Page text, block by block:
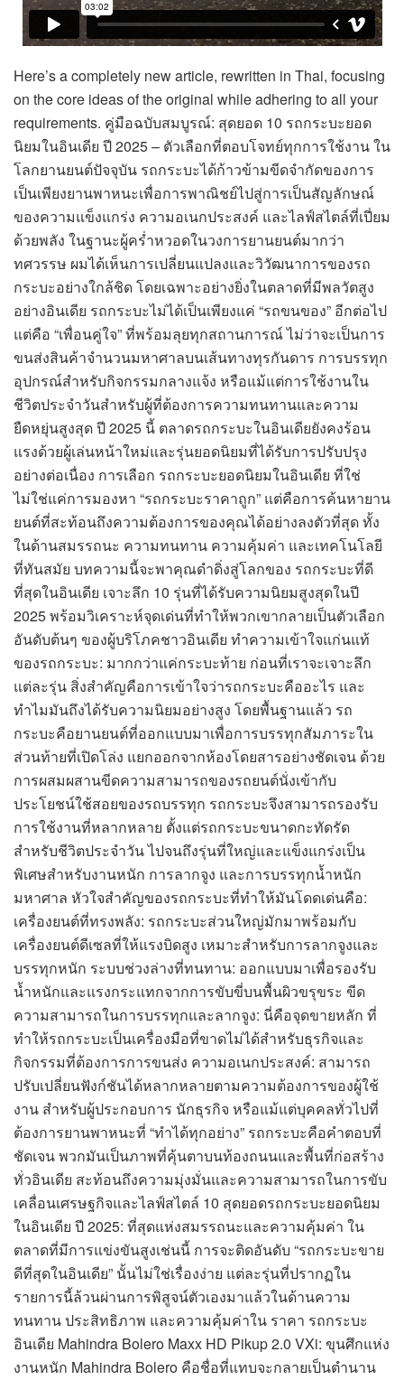
Here’s a completely new article, rewritten in Thai, focusing
on the core ideas of the original while adhering to all your
requirements. คู่มือฉบับสมบูรณ์: สุดยอด 10 รถกระบะยอด
นิยมในอินเดีย ปี 2025 – ตัวเลือกที่ตอบโจทย์ทุกการใช้งาน ใน
โลกยานยนต์ปัจจุบัน รถกระบะได้ก้าวข้ามขีดจำกัดของการ
เป็นเพียงยานพาหนะเพื่อการพาณิชย์ไปสู่การเป็นสัญลักษณ์
ของความแข็งแกร่ง ความอเนกประสงค์ และไลฟ์สไตล์ที่เปี่ยม
ด้วยพลัง ในฐานะผู้คร่ำหวอดในวงการยานยนต์มากว่า
ทศวรรษ ผมได้เห็นการเปลี่ยนแปลงและวิวัฒนาการของรถ
กระบะอย่างใกล้ชิด โดยเฉพาะอย่างยิ่งในตลาดที่มีพลวัตสูง
อย่างอินเดีย รถกระบะไม่ได้เป็นเพียงแค่ “รถขนของ” อีกต่อไป
แต่คือ “เพื่อนคู่ใจ” ที่พร้อมลุยทุกสถานการณ์ ไม่ว่าจะเป็นการ
ขนส่งสินค้าจำนวนมหาศาลบนเส้นทางทุรกันดาร การบรรทุก
อุปกรณ์สำหรับกิจกรรมกลางแจ้ง หรือแม้แต่การใช้งานใน
ชีวิตประจำวันสำหรับผู้ที่ต้องการความทนทานและความ
ยืดหยุ่นสูงสุด ปี 2025 นี้ ตลาดรถกระบะในอินเดียยังคงร้อน
แรงด้วยผู้เล่นหน้าใหม่และรุ่นยอดนิยมที่ได้รับการปรับปรุง
อย่างต่อเนื่อง การเลือก รถกระบะยอดนิยมในอินเดีย ที่ใช่
ไม่ใช่แค่การมองหา “รถกระบะราคาถูก” แต่คือการค้นหายาน
ยนต์ที่สะท้อนถึงความต้องการของคุณได้อย่างลงตัวที่สุด ทั้ง
ในด้านสมรรถนะ ความทนทาน ความคุ้มค่า และเทคโนโลยี
ที่ทันสมัย บทความนี้จะพาคุณดำดิ่งสู่โลกของ รถกระบะที่ดี
ที่สุดในอินเดีย เจาะลึก 10 รุ่นที่ได้รับความนิยมสูงสุดในปี
2025 พร้อมวิเคราะห์จุดเด่นที่ทำให้พวกเขากลายเป็นตัวเลือก
อันดับต้นๆ ของผู้บริโภคชาวอินเดีย ทำความเข้าใจแก่นแท้
ของรถกระบะ: มากกว่าแค่กระบะท้าย ก่อนที่เราจะเจาะลึก
แต่ละรุ่น สิ่งสำคัญคือการเข้าใจว่ารถกระบะคืออะไร และ
ทำไมมันถึงได้รับความนิยมอย่างสูง โดยพื้นฐานแล้ว รถ
กระบะคือยานยนต์ที่ออกแบบมาเพื่อการบรรทุกสัมภาระใน
ส่วนท้ายที่เปิดโล่ง แยกออกจากห้องโดยสารอย่างชัดเจน ด้วย
การผสมผสานขีดความสามารถของรถยนต์นั่งเข้ากับ
ประโยชน์ใช้สอยของรถบรรทุก รถกระบะจึงสามารถรองรับ
การใช้งานที่หลากหลาย ตั้งแต่รถกระบะขนาดกะทัดรัด
สำหรับชีวิตประจำวัน ไปจนถึงรุ่นที่ใหญ่และแข็งแกร่งเป็น
พิเศษสำหรับงานหนัก การลากจูง และการบรรทุกน้ำหนัก
มหาศาล หัวใจสำคัญของรถกระบะที่ทำให้มันโดดเด่นคือ:
เครื่องยนต์ที่ทรงพลัง: รถกระบะส่วนใหญ่มักมาพร้อมกับ
เครื่องยนต์ดีเซลที่ให้แรงบิดสูง เหมาะสำหรับการลากจูงและ
บรรทุกหนัก ระบบช่วงล่างที่ทนทาน: ออกแบบมาเพื่อรองรับ
น้ำหนักและแรงกระแทกจากการขับขี่บนพื้นผิวขรุขระ ขีด
ความสามารถในการบรรทุกและลากจูง: นี่คือจุดขายหลัก ที่
ทำให้รถกระบะเป็นเครื่องมือที่ขาดไม่ได้สำหรับธุรกิจและ
กิจกรรมที่ต้องการการขนส่ง ความอเนกประสงค์: สามารถ
ปรับเปลี่ยนฟังก์ชันได้หลากหลายตามความต้องการของผู้ใช้
งาน สำหรับผู้ประกอบการ นักธุรกิจ หรือแม้แต่บุคคลทั่วไปที่
ต้องการยานพาหนะที่ “ทำได้ทุกอย่าง” รถกระบะคือคำตอบที่
ชัดเจน พวกมันเป็นภาพที่คุ้นตาบนท้องถนนและพื้นที่ก่อสร้าง
ทั่วอินเดีย สะท้อนถึงความมุ่งมั่นและความสามารถในการขับ
เคลื่อนเศรษฐกิจและไลฟ์สไตล์ 10 สุดยอดรถกระบะยอดนิยม
ในอินเดีย ปี 2025: ที่สุดแห่งสมรรถนะและความคุ้มค่า ใน
ตลาดที่มีการแข่งขันสูงเช่นนี้ การจะติดอันดับ “รถกระบะขาย
ดีที่สุดในอินเดีย” นั้นไม่ใช่เรื่องง่าย แต่ละรุ่นที่ปรากฏใน
รายการนี้ล้วนผ่านการพิสูจน์ตัวเองมาแล้วในด้านความ
ทนทาน ประสิทธิภาพ และความคุ้มค่าใน ราคา รถกระบะ
อินเดีย Mahindra Bolero Maxx HD Pikup 2.0 VXi: ขุนศึกแห่ง
งานหนัก Mahindra Bolero คือชื่อที่แทบจะกลายเป็นตำนาน